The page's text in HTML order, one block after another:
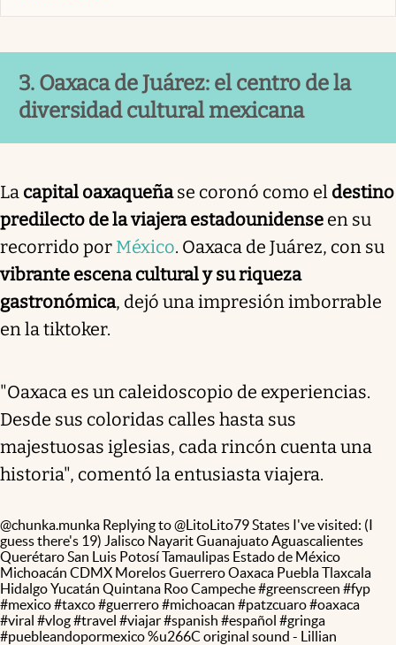
3. Oaxaca de Juárez: el centro de la
diversidad cultural mexicana
La capital oaxaqueñase coronó como el destino
predilecto de la viajera estadounidense en su
recorrido por México. Oaxaca de Juárez, con su
vibrante escena cultural y su riqueza
gastronómica, dejó una impresión imborrable
en la tiktoker.
"Oaxaca es un caleidoscopio de experiencias.
Desde sus coloridas calles hasta sus
majestuosas iglesias, cada rincón cuenta una
historia", comentó la entusiasta viajera.
@chunka.munka Replying to @LitoLito79 States I've visited: (I
guess there's 19) Jalisco Nayarit Guanajuato Aguascalientes
Querétaro San Luis Potosí Tamaulipas Estado de México
Michoacán CDMX Morelos Guerrero Oaxaca Puebla Tlaxcala
Hidalgo Yucatán Quintana Roo Campeche#greenscreen #fyp
#mexico#taxco#guerrero#michoacan #patzcuaro#oaxaca
#viral #vlog#travel #viajar#spanish #español #gringa
#puebleandopormexico%u266C original sound - Lillian